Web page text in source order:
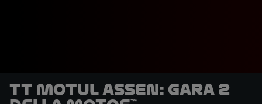
TT Motul Assen: Gara 2